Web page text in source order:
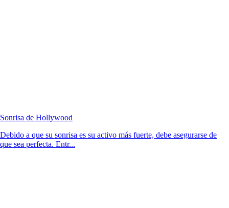
Sonrisa de Hollywood
Debido a que su sonrisa es su activo más fuerte, debe asegurarse de
que sea perfecta. Entr...